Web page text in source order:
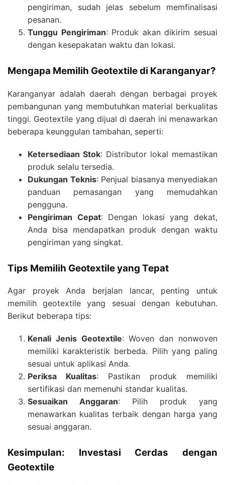
pengiriman, sudah jelas sebelum memfinalisasi
pesanan.
Tunggu Pengiriman: Produk akan dikirim sesuai
dengan kesepakatan waktu dan lokasi.
Mengapa Memilih Geotextile di Karanganyar?
Karanganyar adalah daerah dengan berbagai proyek
pembangunan yang membutuhkan material berkualitas
tinggi. Geotextile yang dijual di daerah ini menawarkan
beberapa keunggulan tambahan, seperti:
Ketersediaan Stok: Distributor lokal memastikan
produk selalu tersedia.
Dukungan Teknis: Penjual biasanya menyediakan
panduan pemasangan yang memudahkan
pengguna.
Pengiriman Cepat: Dengan lokasi yang dekat,
Anda bisa mendapatkan produk dengan waktu
pengiriman yang singkat.
Tips Memilih Geotextile yang Tepat
Agar proyek Anda berjalan lancar, penting untuk
memilih geotextile yang sesuai dengan kebutuhan.
Berikut beberapa tips:
Kenali Jenis Geotextile: Woven dan nonwoven
memiliki karakteristik berbeda. Pilih yang paling
sesuai untuk aplikasi Anda.
Periksa Kualitas: Pastikan produk memiliki
sertifikasi dan memenuhi standar kualitas.
Sesuaikan Anggaran: Pilih produk yang
menawarkan kualitas terbaik dengan harga yang
sesuai anggaran.
Kesimpulan: Investasi Cerdas dengan
Geotextile